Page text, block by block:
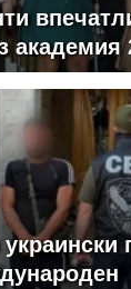
академия